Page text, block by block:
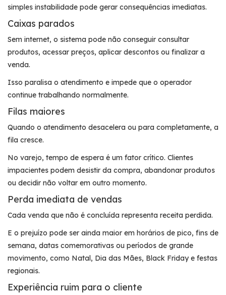
simples instabilidade pode gerar consequências imediatas.
Caixas parados
Sem internet, o sistema pode não conseguir consultar
produtos, acessar preços, aplicar descontos ou finalizar a
venda.
Isso paralisa o atendimento e impede que o operador
continue trabalhando normalmente.
Filas maiores
Quando o atendimento desacelera ou para completamente, a
fila cresce.
No varejo, tempo de espera é um fator crítico. Clientes
impacientes podem desistir da compra, abandonar produtos
ou decidir não voltar em outro momento.
Perda imediata de vendas
Cada venda que não é concluída representa receita perdida.
E o prejuízo pode ser ainda maior em horários de pico, fins de
semana, datas comemorativas ou períodos de grande
movimento, como Natal, Dia das Mães, Black Friday e festas
regionais.
Experiência ruim para o cliente